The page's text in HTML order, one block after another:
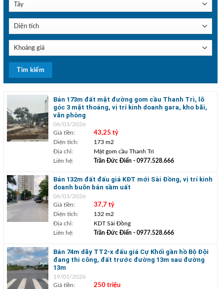
Bán 173m đất mặt đường gom cầu Thanh Trì, lô
góc 3 mặt thoáng, vị trí kinh doanh gara, kho bãi,
văn phòng
06/03/2026
Giá tiền:
43,25 tỷ
Diện tích:
173 m2
Địa chỉ:
Mặt gom cầu Thanh Trì
Liên hệ:
Trần Đức Điển- 0977.528.666
Bán 132m đất đấu giá KĐT mới Sài Đồng, vị trí kinh
doanh buôn bán sầm uất
06/03/2026
Giá tiền:
37,7 tỷ
Diện tích:
132 m2
Địa chỉ:
KDT Sài Đồng
Liên hệ:
Trần Đức Điển- 0977.528.666
Bán 74m dãy TT2-x đấu giá Cự Khối gần hồ Bộ Đội
đang thi công, đất trước đường 13m sau đường
13m
19/01/2026
Giá tiền:
250 triệu